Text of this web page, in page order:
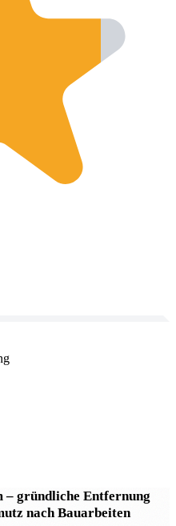
– gründliche Entfernung
nach Bauarbeiten